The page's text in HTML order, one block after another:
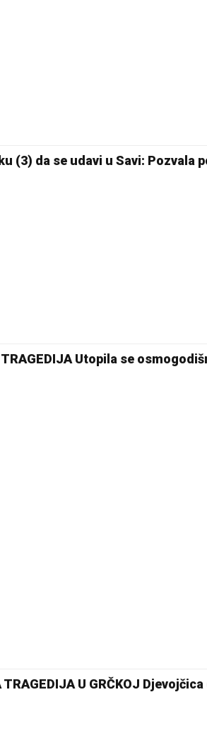
(3) da se udavi u Savi:
TRAGEDIJA Utopila se
TRAGEDIJA U GRČKOJ